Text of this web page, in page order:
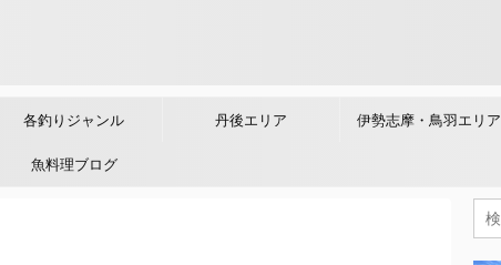
各釣りジャンル 丹後エリア 伊勢志摩・鳥羽エリア
魚料理ブログ